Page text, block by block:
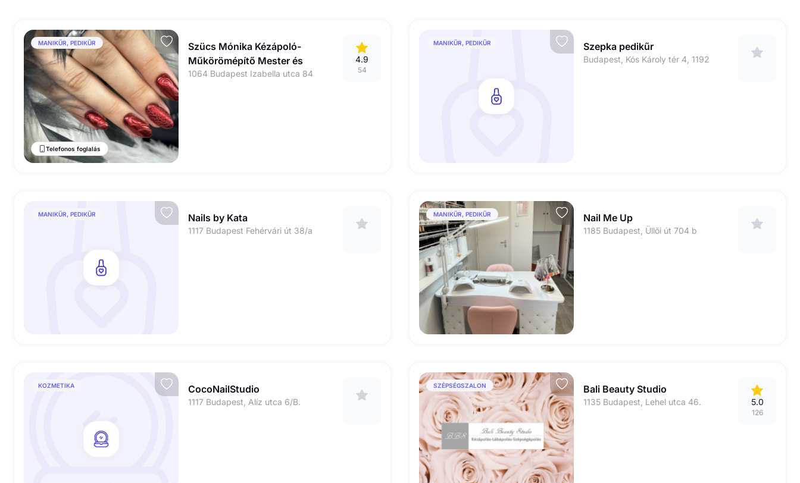
MANIKŰR, PEDIKŰR
Telefonos foglalás
Szücs Mónika Kézápoló-
Műkörömépítő Mester és
Lábápoló
1064 Budapest Izabella utca 84
4.9
54
MANIKŰR, PEDIKŰR Szepka pedikűr
Budapest, Kós Károly tér 4, 1192
MANIKŰR, PEDIKŰR Nails by Kata
1117 Budapest Fehérvári út 38/a
MANIKŰR, PEDIKŰR Nail Me Up
1185 Budapest, Üllői út 704 b
KOZMETIKA CocoNailStudio
1117 Budapest, Alíz utca 6/B.
SZÉPSÉGSZALON Bali Beauty Studio
1135 Budapest, Lehel utca 46. 5.0
126